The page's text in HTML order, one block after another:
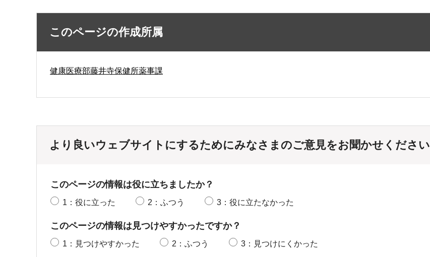
このページの作成所属
健康医療部藤井寺保健所薬事課
より良いウェブサイトにするためにみなさまのご意見をお聞かせください
このページの情報は役に立ちましたか？
1：役に立った 2：ふつう 3：役に立たなかった
このページの情報は見つけやすかったですか？
1：見つけやすかった 2：ふつう 3：見つけにくかった